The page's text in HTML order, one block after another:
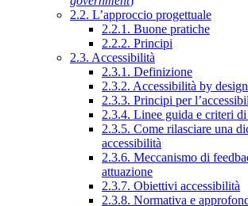
2.2. L’approccio progettuale
2.2.1. Buone pratiche
2.2.2. Principi
2.3. Accessibilità
2.3.1. Definizione
2.3.2. Accessibilità by design
2.3.3. Principi per
2.3.4. Linee guida e criteri di
2.3.5. Come rilasciare una
accessibilità
2.3.6. Meccanismo di
attuazione
2.3.7. Obiettivi accessibilità
2.3.8. Normativa e